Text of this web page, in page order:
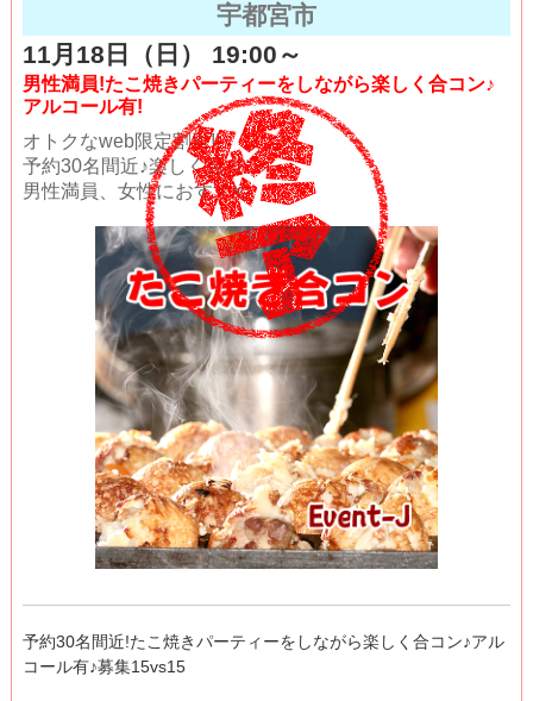
宇都宮市
11月18日（日） 19:00～
男性満員!たこ焼きパーティーをしながら楽しく合コン♪
アルコール有!
オトクなweb限定割引!!
予約30名間近♪楽しく合コン
男性満員、女性におすすめ
予約30名間近!たこ焼きパーティーをしながら楽しく合コン♪アル
コール有♪募集15vs15